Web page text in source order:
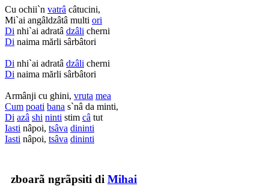
Cu ochii`n vatrâ câtucini,
Mi`ai angâldzâtâ multi ori
Di nhi`ai adratâ dzâli cherni
Di naima mărli sârbâtori
Di nhi`ai adratâ dzâli cherni
Di naima mărli sârbâtori
Armânji cu ghini, vruta mea
Cum poati bana s`nâ da minti,
Di azâ shi ninti stim câ tut
Iasti nâpoi, tsâva dininti
Iasti nâpoi, tsâva dininti
zboarã ngrãpsiti di Mihai